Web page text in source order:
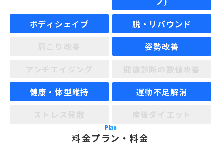
ボディシェイプ
脱・リバウンド
姿勢改善
健康・体型維持
運動不足解消
Plan
料金プラン・料金